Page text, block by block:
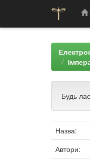
Будь
Назва:
Автори: